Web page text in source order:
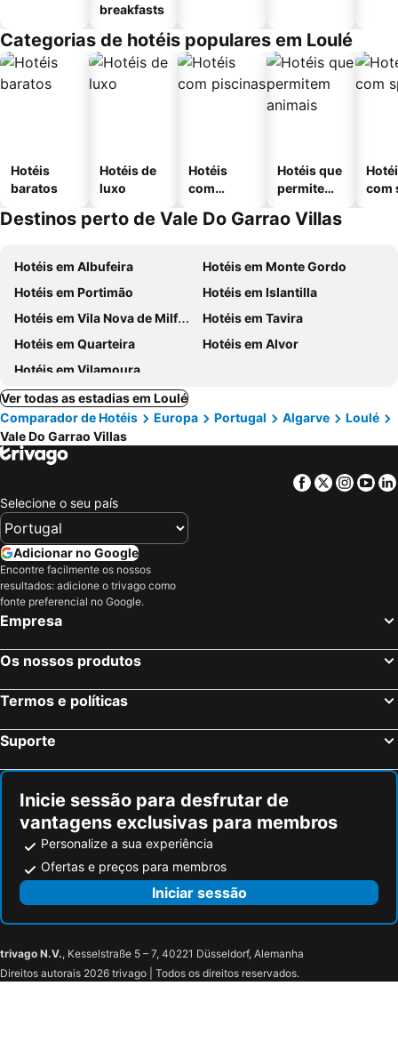
breakfasts
Categorias de hotéis populares em Loulé
Hotéis
baratos
Hotéis de
luxo
Hotéis
com
Hotéis que
permitem
com
Destinos perto de Vale Do Garrao Villas
Hotéis em Albufeira
Hotéis em Monte Gordo
Hotéis em Portimão
Hotéis em Islantilla
Hotéis em Vila Nova de Milfontes
Hotéis em Tavira
Hotéis em Quarteira
Hotéis em Alvor
Hotéis em Vilamoura
Ver todas as estadias em Loulé
Comparador de Hotéis
Europa Portugal Algarve
Loulé
Vale Do Garrao Villas
Facebook
Twitter
Selecione o seu país
Adicionar no Google
Encontre facilmente os nossos
resultados: adicione o trivago como
fonte preferencial no Google.
Empresa
Os nossos produtos
Termos e políticas
Suporte
Inicie sessão para desfrutar de
vantagens exclusivas para membros
Personalize a sua experiência
Ofertas e preços para membros
Iniciar sessão
trivago N.V., Kesselstraße 5 – 7, 40221 Düsseldorf, Alemanha
Direitos autorais 2026 trivago | Todos os direitos reservados.